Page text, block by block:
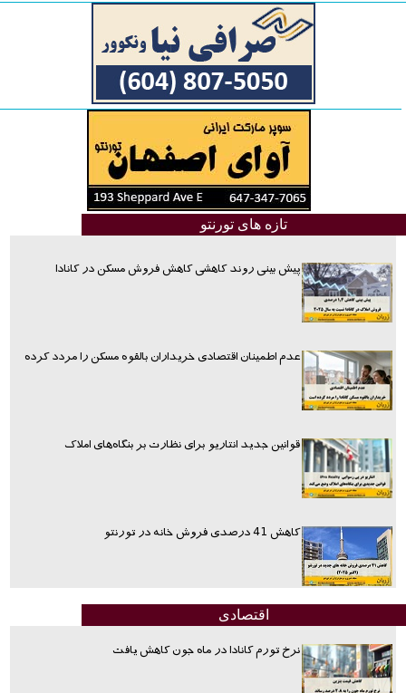
تازه های تورنتو
پیش بینی روند کاهشی کاهش فروش مسکن در کانادا
عدم اطمینان اقتصادی خریداران بالقوه مسکن را مردد کرده
قوانین جدید انتاریو برای نظارت بر بنگاه‌های املاک
کاهش 41 درصدی فروش خانه در تورنتو
اقتصادی
نرخ تورم کانادا در ماه جون کاهش یافت